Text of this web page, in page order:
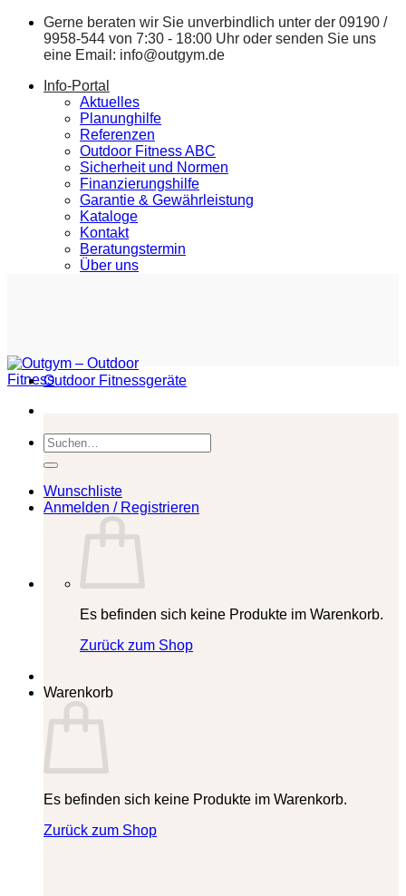
Zum
springen
Gerne beraten wir Sie unverbindlich unter der 09190 /
9958-544 von 7:30 - 18:00 Uhr oder senden Sie uns
eine Email: info@outgym.de
Info-Portal
Aktuelles
Planunghilfe
Referenzen
Outdoor Fitness ABC
Sicherheit und Normen
Finanzierungshilfe
Garantie & Gewährleistung
Kataloge
Kontakt
Beratungstermin
Über uns
Suchen
nach:
Wunschliste
Anmelden / Registrieren
Es befinden sich keine Produkte im Warenkorb.
Zurück zum Shop
Warenkorb
Es befinden sich keine Produkte im Warenkorb.
Zurück zum Shop
Outdoor Fitnessgeräte